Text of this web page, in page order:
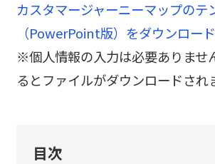
カスタマージャーニーマップのテ
（PowerPoint版）をダウンロー
※個人情報の入力は必要ありませ
るとファイルがダウンロードされ
目次